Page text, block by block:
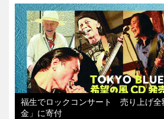
福生でロックコンサート 売り上げ全
金」に寄付